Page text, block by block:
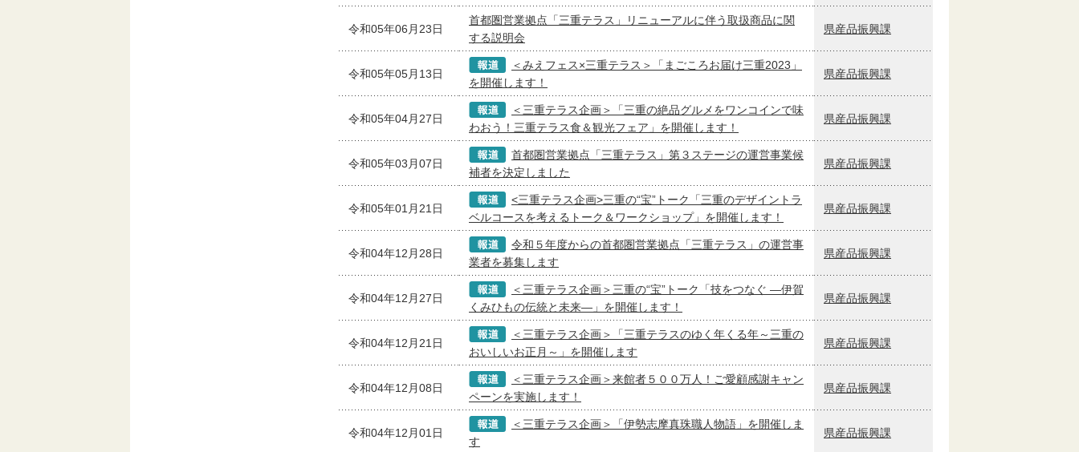
令和05年06月23日
首都圏営業拠点「三重テラス」リニューアルに伴う取扱商品に関
する説明会
県産品振興課
令和05年05月13日
＜みえフェス×三重テラス＞「まごころお届け三重2023」
を開催します！
県産品振興課
令和05年04月27日
＜三重テラス企画＞「三重の絶品グルメをワンコインで味
わおう！三重テラス食＆観光フェア」を開催します！
県産品振興課
令和05年03月07日
首都圏営業拠点「三重テラス」第３ステージの運営事業候
補者を決定しました
県産品振興課
令和05年01月21日
<三重テラス企画>三重の“宝”トーク「三重のデザイントラ
ベルコースを考えるトーク＆ワークショップ」を開催します！
県産品振興課
令和04年12月28日
令和５年度からの首都圏営業拠点「三重テラス」の運営事
業者を募集します
県産品振興課
令和04年12月27日
＜三重テラス企画＞三重の“宝”トーク「技をつなぐ ―伊賀
くみひもの伝統と未来―」を開催します！
県産品振興課
令和04年12月21日
＜三重テラス企画＞「三重テラスのゆく年くる年～三重の
おいしいお正月～」を開催します
県産品振興課
令和04年12月08日
＜三重テラス企画＞来館者５００万人！ご愛顧感謝キャン
ペーンを実施します！
県産品振興課
令和04年12月01日
＜三重テラス企画＞「伊勢志摩真珠職人物語」を開催しま
す
県産品振興課